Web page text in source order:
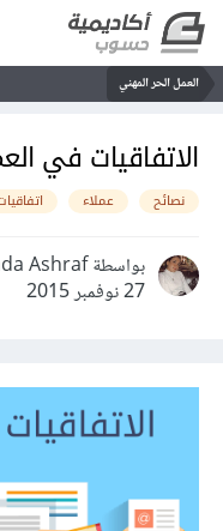
العمل الحر المهني
الاتفاقيات في
نصائح عملاء
بواسطة Nada Ashraf
27 نوفمبر 2015